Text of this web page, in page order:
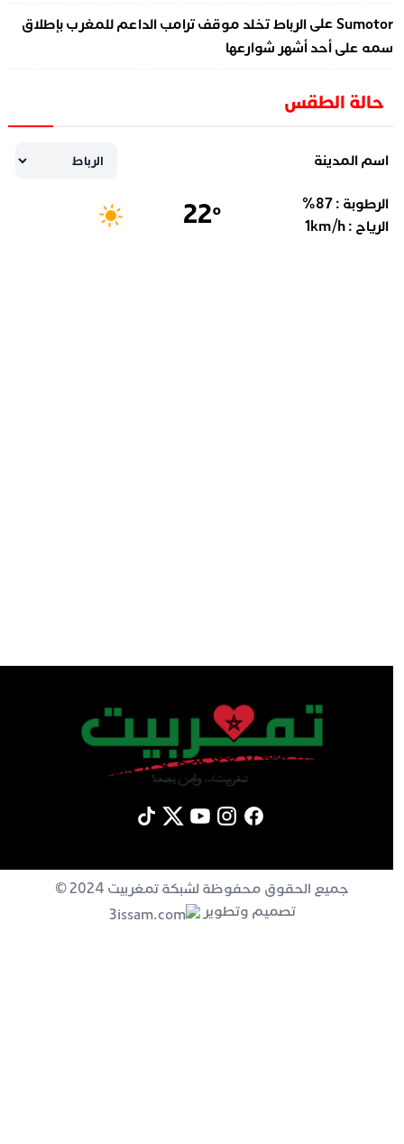
علىالرباط تخلد موقف ترامب الداعم للمغرب بإطلاق
على أحد أشهر شوارعها
حالة الطقس
اسم المدينة
الرطوبة : 87
%
الرياح :
1km/h
22
جميع الحقوق محفوظة لشبكة تمغربيت 2024 ©
تصميم وتطوير